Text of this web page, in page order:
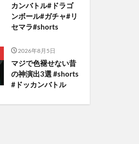
カンバトル#ドラゴ
ンボール#ガチャ#リ
セマラ#shorts
2026年8月5日
マジで色褪せない昔
の神演出3選 #shorts
#ドッカンバトル